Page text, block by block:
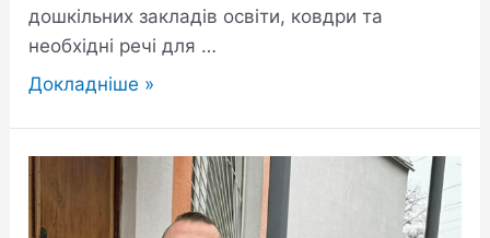
дошкільних закладів освіти, ковдри та
необхідні речі для …
Докладніше »